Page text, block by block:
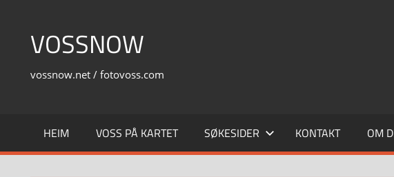
contentVOSSNOW
vossnow.net / fotovoss.com
HEIM VOSS PÅ KARTET SØKESIDER KONTAKT OM